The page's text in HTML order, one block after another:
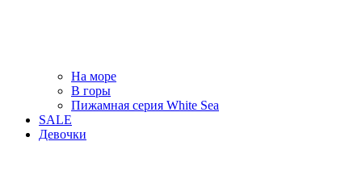
На море
В горы
Пижамная серия White Sea
SALE
Девочки